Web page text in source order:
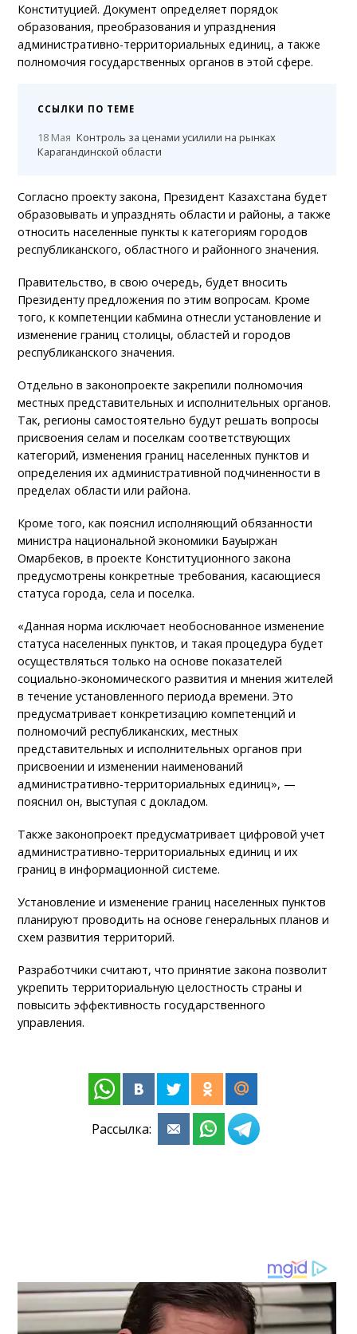
Конституцией. Документ определяет порядок
образования, преобразования и упразднения
административно-территориальных единиц, а также
полномочия государственных органов в этой сфере.
ССЫЛКИ ПО ТЕМЕ
18 Мая Контроль за ценами усилили на рынках
Карагандинской области
Согласно проекту закона, Президент Казахстана будет
образовывать и упразднять области и районы, а также
относить населенные пункты к категориям городов
республиканского, областного и районного значения.
Правительство, в свою очередь, будет вносить
Президенту предложения по этим вопросам. Кроме
того, к компетенции кабмина отнесли установление и
изменение границ столицы, областей и городов
республиканского значения.
Отдельно в законопроекте закрепили полномочия
местных представительных и исполнительных органов.
Так, регионы самостоятельно будут решать вопросы
присвоения селам и поселкам соответствующих
категорий, изменения границ населенных пунктов и
определения их административной подчиненности в
пределах области или района.
Кроме того, как пояснил исполняющий обязанности
министра национальной экономики Бауыржан
Омарбеков, в проекте Конституционного закона
предусмотрены конкретные требования, касающиеся
статуса города, села и поселка.
«Данная норма исключает необоснованное изменение
статуса населенных пунктов, и такая процедура будет
осуществляться только на основе показателей
социально-экономического развития и мнения жителей
в течение установленного периода времени. Это
предусматривает конкретизацию компетенций и
полномочий республиканских, местных
представительных и исполнительных органов при
присвоении и изменении наименований
административно-территориальных единиц», —
пояснил он, выступая с докладом.
Также законопроект предусматривает цифровой учет
административно-территориальных единиц и их
границ в информационной системе.
Установление и изменение границ населенных пунктов
планируют проводить на основе генеральных планов и
схем развития территорий.
Разработчики считают, что принятие закона позволит
укрепить территориальную целостность страны и
повысить эффективность государственного
управления.
Рассылка: